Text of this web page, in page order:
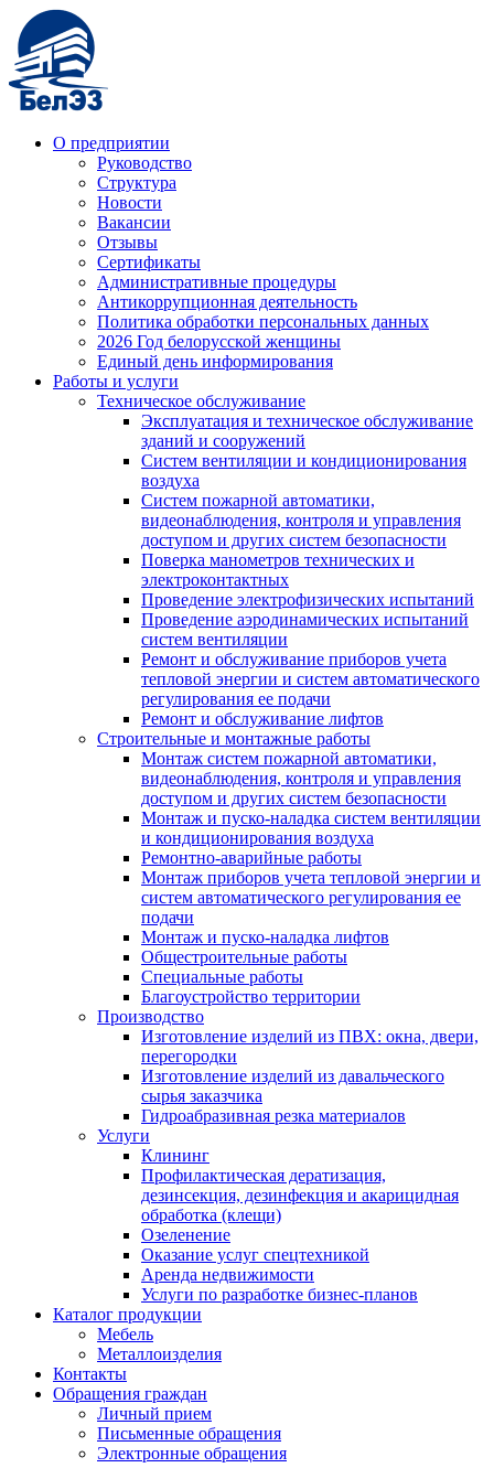
О предприятии
Руководство
Структура
Новости
Вакансии
Отзывы
Сертификаты
Административные процедуры
Антикоррупционная деятельность
Политика обработки персональных данных
2026 Год белорусской женщины
Единый день информирования
Работы и услуги
Техническое обслуживание
Эксплуатация и техническое обслуживание
зданий и сооружений
Систем вентиляции и кондиционирования
воздуха
Систем пожарной автоматики,
видеонаблюдения, контроля и управления
доступом и других систем безопасности
Поверка манометров технических и
электроконтактных
Проведение электрофизических испытаний
Проведение аэродинамических испытаний
систем вентиляции
Ремонт и обслуживание приборов учета
тепловой энергии и систем автоматического
регулирования ее подачи
Ремонт и обслуживание лифтов
Строительные и монтажные работы
Монтаж систем пожарной автоматики,
видеонаблюдения, контроля и управления
доступом и других систем безопасности
Монтаж и пуско-наладка систем вентиляции
и кондиционирования воздуха
Ремонтно-аварийные работы
Монтаж приборов учета тепловой энергии и
систем автоматического регулирования ее
подачи
Монтаж и пуско-наладка лифтов
Общестроительные работы
Специальные работы
Благоустройство территории
Производство
Изготовление изделий из ПВХ: окна, двери,
перегородки
Изготовление изделий из давальческого
сырья заказчика
Гидроабразивная резка материалов
Услуги
Клининг
Профилактическая дератизация,
дезинсекция, дезинфекция и акарицидная
обработка (клещи)
Озеленение
Оказание услуг спецтехникой
Аренда недвижимости
Услуги по разработке бизнес-планов
Каталог продукции
Мебель
Металлоизделия
Контакты
Обращения граждан
Личный прием
Письменные обращения
Электронные обращения